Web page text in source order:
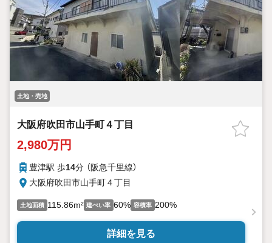
土地・売地
大阪府吹田市山手町４丁目
2,980万円
豊津駅 歩14分 （阪急千里線）
大阪府吹田市山手町４丁目
土地面積 115.86m² 建ぺい率 60% 容積率 200%
詳細を見る